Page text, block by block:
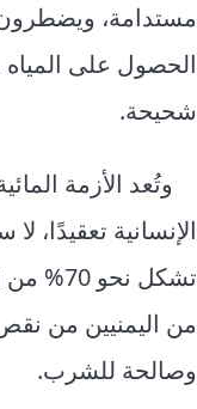
مستدامة،
الحصول على المياه
شحيحة.
وتُعد الأزمة
الإنسانية تعقيدًا،
من اليمنيين من
وصالحة للشرب.